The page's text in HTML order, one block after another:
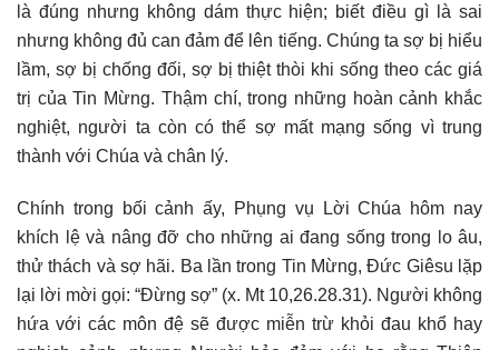
là đúng nhưng không dám thực hiện; biết điều gì là sai
nhưng không đủ can đảm để lên tiếng. Chúng ta sợ bị hiểu
lầm, sợ bị chống đối, sợ bị thiệt thòi khi sống theo các giá
trị của Tin Mừng. Thậm chí, trong những hoàn cảnh khắc
nghiệt, người ta còn có thể sợ mất mạng sống vì trung
thành với Chúa và chân lý.
Chính trong bối cảnh ấy, Phụng vụ Lời Chúa hôm nay
khích lệ và nâng đỡ cho những ai đang sống trong lo âu,
thử thách và sợ hãi. Ba lần trong Tin Mừng, Đức Giêsu lặp
lại lời mời gọi: “Đừng sợ” (x. Mt 10,26.28.31). Người không
hứa với các môn đệ sẽ được miễn trừ khỏi đau khổ hay